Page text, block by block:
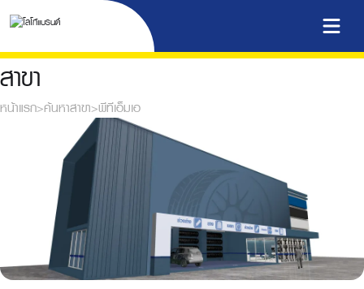
สาขา
หน้าแรก>ค้นหาสาขา>พีทีเอ็มเอ